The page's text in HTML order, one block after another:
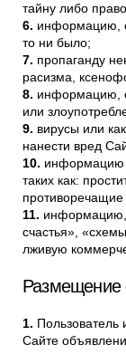
тайну либо
информацию,
то ни было;
пропаганду
расизма,
информацию,
или
вирусы или
нанести вред
информацию
таких как:
счастья»,
лживую
Размещение
Пользователь
Сайте